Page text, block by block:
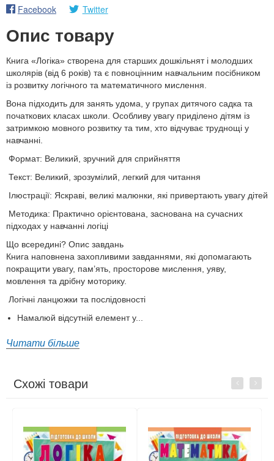
Facebook Twitter
Опис товару
Книга «Логіка» створена для старших дошкільнят і молодших
школярів (від 6 років) та є повноцінним навчальним посібником
із розвитку логічного та математичного мислення.
Вона підходить для занять удома, у групах дитячого садка та
початкових класах школи. Особливу увагу приділено дітям із
затримкою мовного розвитку та тим, хто відчуває труднощі у
навчанні.
Формат: Великий, зручний для сприйняття
Текст: Великий, зрозумілий, легкий для читання
Ілюстрації: Яскраві, великі малюнки, які привертають увагу дітей
Методика: Практично орієнтована, заснована на сучасних
підходах у навчанні логіці
Що всередині? Опис завдань
Книга наповнена захопливими завданнями, які допомагають
покращити увагу, пам’ять, просторове мислення, уяву,
мовлення та дрібну моторику.
Логічні ланцюжки та послідовності
Намалюй відсутній елемент у...
Читати більше
Схожі товари Previous
Next